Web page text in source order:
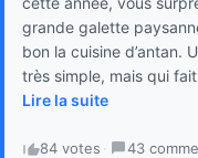
grande galette
bon la cuisine d’antan.
très simple, mais qui
Lire la suite
84 votes · 43